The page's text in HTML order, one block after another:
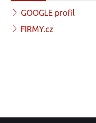
GOOGLE profil
FIRMY.cz